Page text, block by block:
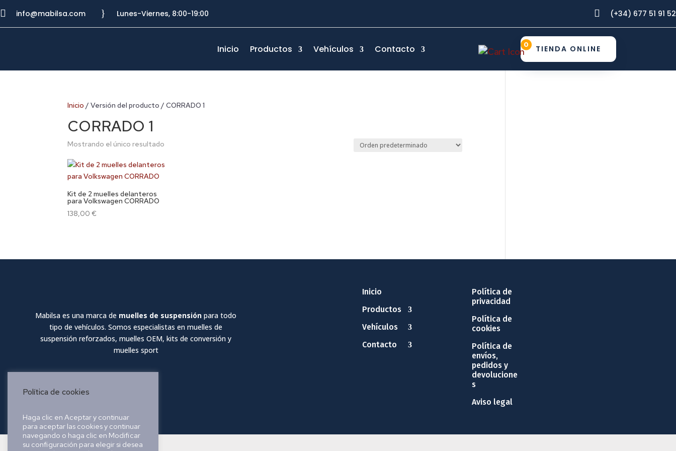
 info@mabilsa.com } Lunes-Viernes, 8:00-19:00  (+34) 677 51 91 52
Inicio Productos Vehículos Contacto TIENDA ONLINE
0
Inicio / Versión del producto / CORRADO 1
CORRADO 1
Mostrando el único resultado
Kit de 2 muelles delanteros
para Volkswagen CORRADO
138,00€
Mabilsa es una marca de muelles de suspensión para todo
tipo de vehículos. Somos especialistas en muelles de
suspensión reforzados, muelles OEM, kits de conversión y
muelles sport
Inicio
Productos
Vehículos
Contacto
Política de
privacidad
Política de
cookies
Política de
envíos,
pedidos y
devolucione
s
Aviso legal
Política de cookies
Haga clic en Aceptar y continuar
para aceptar las cookies y continuar
navegando o haga clic en Modificar
su configuración para elegir si desea